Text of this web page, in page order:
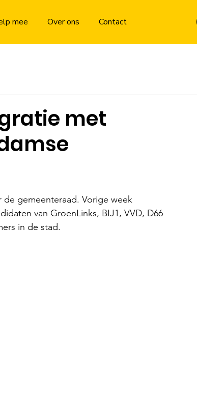
mee Over ons Contact
met
de gemeenteraad. Vorige week
van GroenLinks, BIJ1, VVD, D66
in de stad.